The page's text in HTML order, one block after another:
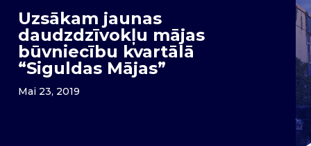
Uzsākam jaunas
daudzdzīvokļu mājas
būvniecību kvartālā
“Siguldas Mājas”
Mai 23, 2019